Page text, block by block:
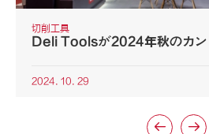
切削工具
Deli Toolsが2024年秋のカン
2024. 10. 29
 